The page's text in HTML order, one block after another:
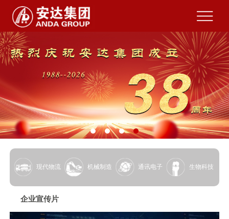
现代物流 机械制造 通讯电子 生物科技
企业宣传片